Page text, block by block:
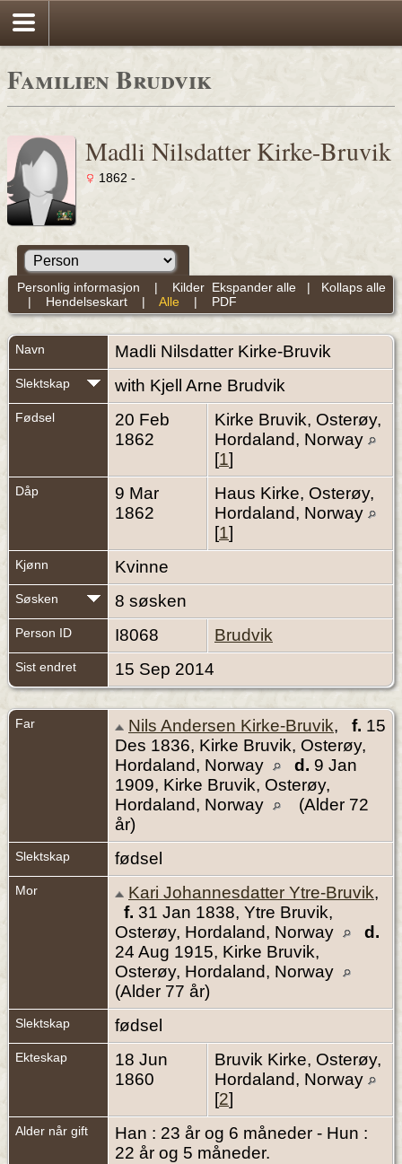
Familien Brudvik
Madli Nilsdatter Kirke-Bruvik
1862 -
Ekspander alle | Kollaps alle
Personlig informasjon | Kilder
| Hendelseskart| Alle | PDF
Navn Madli Nilsdatter Kirke-Bruvik
Slektskap with Kjell Arne Brudvik
Fødsel
20 Feb
1862
Kirke Bruvik, Osterøy,
Hordaland, Norway
[1]
Dåp
9 Mar
1862
Haus Kirke, Osterøy,
Hordaland, Norway
[1]
Kjønn Kvinne
Søsken 8 søsken
Person ID I8068 Brudvik
Sist endret 15 Sep 2014
Far Nils Andersen Kirke-Bruvik, f. 15
Des 1836, Kirke Bruvik, Osterøy,
Hordaland, Norway
d. 9 Jan
1909, Kirke Bruvik, Osterøy,
Hordaland, Norway
(Alder 72
år)
Slektskap fødsel
Mor Kari Johannesdatter Ytre-Bruvik,
f. 31 Jan 1838, Ytre Bruvik,
Osterøy, Hordaland, Norway
d.
24 Aug 1915, Kirke Bruvik,
Osterøy, Hordaland, Norway
(Alder 77 år)
Slektskap fødsel
Ekteskap
18 Jun
1860
Bruvik Kirke, Osterøy,
Hordaland, Norway
[2]
Alder når gift
Han : 23 år og 6 måneder - Hun :
22 år og 5 måneder.